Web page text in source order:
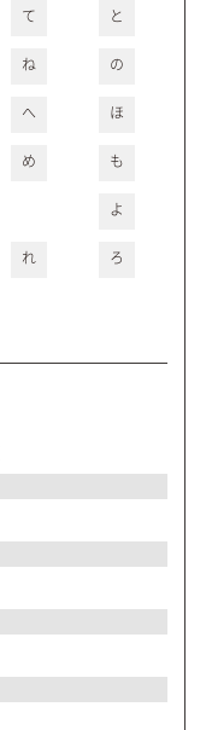
て と
ね の
へ ほ
め も
よ
れ ろ